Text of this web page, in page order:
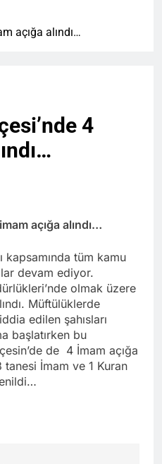
açığa alındı…
4
açığa alındı…
kapsamında tüm kamu
devam ediyor.
olmak üzere
Müftülüklerde
edilen şahısları
başlatırken bu
de 4 İmam açığa
tanesi İmam ve 1 Kuran